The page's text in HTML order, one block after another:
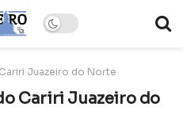
Juazeiro do Norte
Cariri Juazeiro do